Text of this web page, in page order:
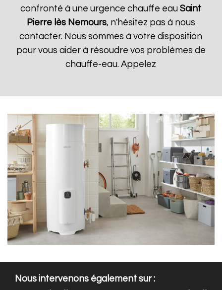
confronté à une urgence chauffe eauSaint
Pierre lès Nemours, n'hésitez pas à nous
contacter. Nous sommes à votre disposition
pour vous aider à résoudre vos problèmes de
chauffe-eau. Appelez
Nous intervenons également sur :